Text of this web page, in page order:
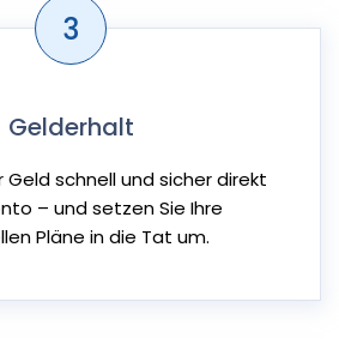
3
Gelderhalt
Geld schnell und sicher direkt
– und setzen Sie Ihre
Pläne in die Tat um.